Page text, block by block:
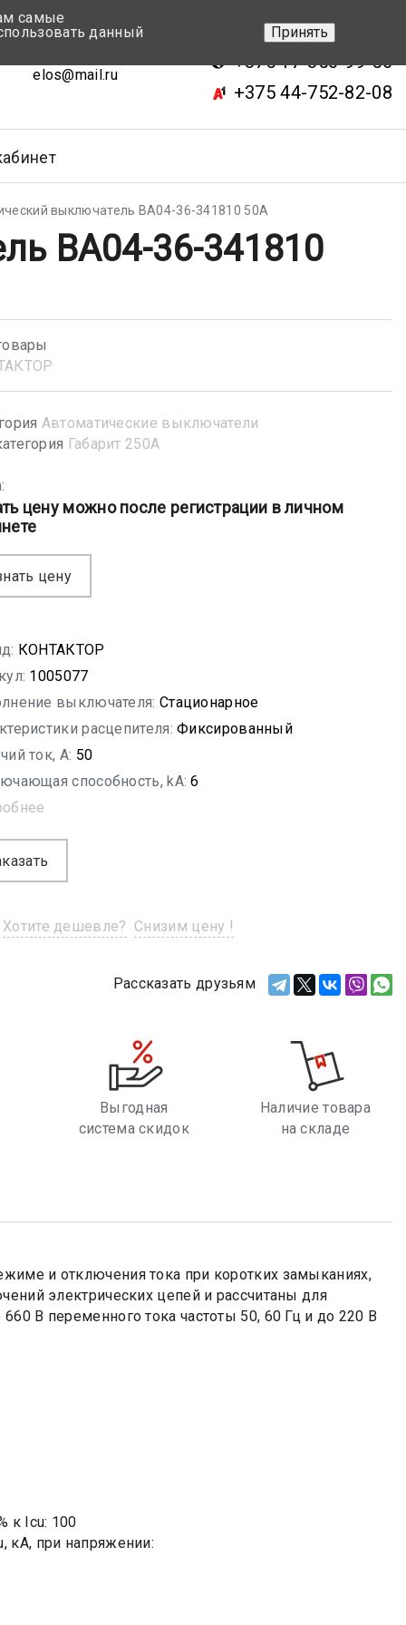
elos@mail.ru
+375 17-343-46-70
+375 17-350-99-56
+375 44-752-82-08
выключатель ВА04-36-341810 50А
ВА04-36-341810
Автоматические выключатели
Габарит 250А
цену можно после регистрации в личном
цену
КОНТАКТОР
1005077
выключателя: Стационарное
расцепителя: Фиксированный
ток, A: 50
способность, kA: 6
Хотите дешевле? Снизим цену !
Рассказать друзьям
Выгодная
система скидок
Наличие товара
на складе
и отключения тока при коротких замыканиях,
электрических цепей и рассчитаны для
В переменного тока частоты 50, 60 Гц и до 220 В
к Icu: 100
кА, при напряжении:
самые
данный
Принять